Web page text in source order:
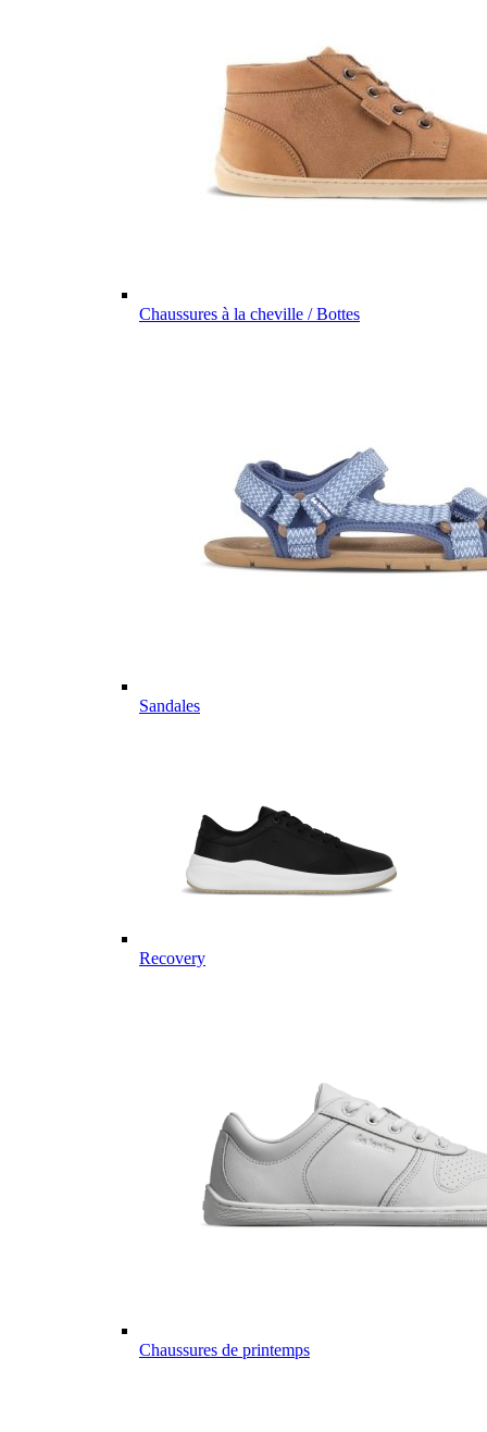
Chaussures à la cheville / Bottes
Sandales
Recovery
Chaussures de printemps